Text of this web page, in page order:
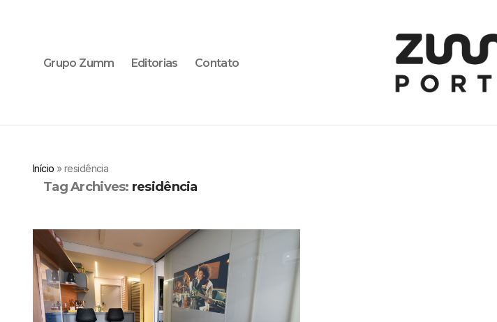
Grupo Zumm Editorias Contato
Início »residência
Tag Archives: residência